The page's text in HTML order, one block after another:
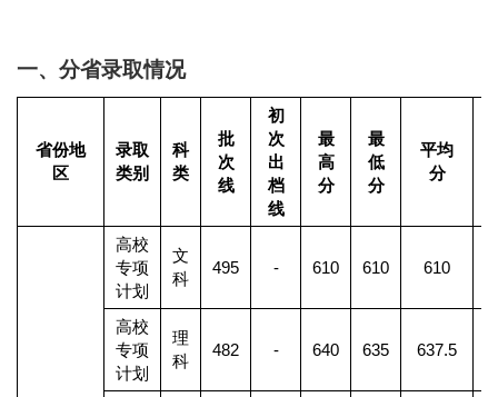
一、分省录取情况
省份地
区
录取
类别
科
类
批
次
线
初
次
出
档
线
最
高
分
最
低
分
平均
分
高校
专项
计划
文
科
495 - 610 610 610
高校
专项
计划
理
科
482 - 640 635 637.5